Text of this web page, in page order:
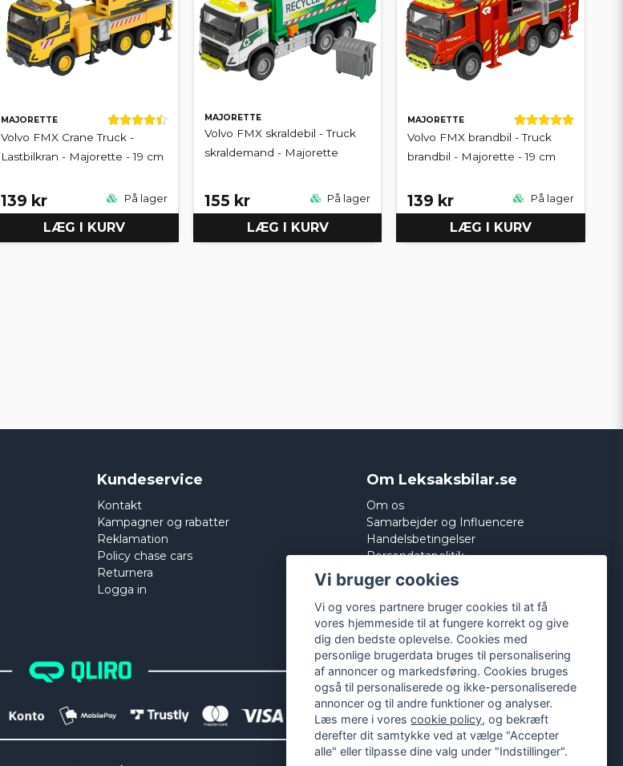
MAJORETTE
Volvo FMX Crane Truck -
Lastbilkran - Majorette - 19 cm
139 kr På lager
LÆG I KURV
MAJORETTE
Volvo FMX skraldebil - Truck
skraldemand - Majorette
155 kr På lager
LÆG I KURV
MAJORETTE
Volvo FMX brandbil - Truck
brandbil - Majorette - 19 cm
139 kr På lager
LÆG I KURV
Kundeservice
Kontakt
Kampagner og rabatter
Reklamation
Policy chase cars
Returnera
Logga in
Om Leksaksbilar.se
Om os
Samarbejder og Influencere
Handelsbetingelser
Persondatapolitik
Cookies
Vi bruger cookies
Vi og vores partnere bruger cookies til at få
vores hjemmeside til at fungere korrekt og give
dig den bedste oplevelse. Cookies med
personlige brugerdata bruges til personalisering
af annoncer og markedsføring. Cookies bruges
også til personaliserede og ikke-personaliserede
annoncer og til andre funktioner og analyser.
Læs mere i vorescookie policy, og bekræft
derefter dit samtykke ved at vælge "Accepter
alle" eller tilpasse dine valg under "Indstillinger".